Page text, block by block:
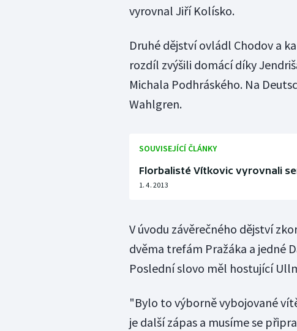
vyrovnal Jiří Kolísko.
Druhé dějství ovládl Chodov a
rozdíl zvýšili domácí díky
Michala Podhráského. Na
Wahlgren.
SOUVISEJÍCÍ ČLÁNKY
Florbalisté Vítkovic vyrovnali
1. 4. 2013
V úvodu závěrečného dějství
dvěma trefám Pražáka a jedné
Poslední slovo měl hostující
"Bylo to výborně vybojované
je další zápas a musíme se